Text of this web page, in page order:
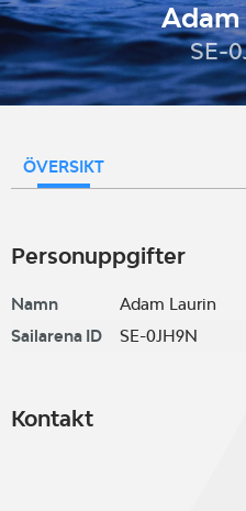
SE-
ÖVERSIKT
Personuppgifter
Namn
Adam Laurin
Sailarena ID
SE-0JH9N
Kontakt